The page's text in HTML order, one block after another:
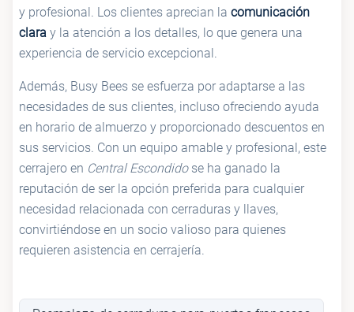
y profesional. Los clientes aprecian la comunicación
clara y la atención a los detalles, lo que genera una
experiencia de servicio excepcional.
Además, Busy Bees se esfuerza por adaptarse a las
necesidades de sus clientes, incluso ofreciendo ayuda
en horario de almuerzo y proporcionado descuentos en
sus servicios. Con un equipo amable y profesional, este
cerrajero en Central Escondidose ha ganado la
reputación de ser la opción preferida para cualquier
necesidad relacionada con cerraduras y llaves,
convirtiéndose en un socio valioso para quienes
requieren asistencia en cerrajería.